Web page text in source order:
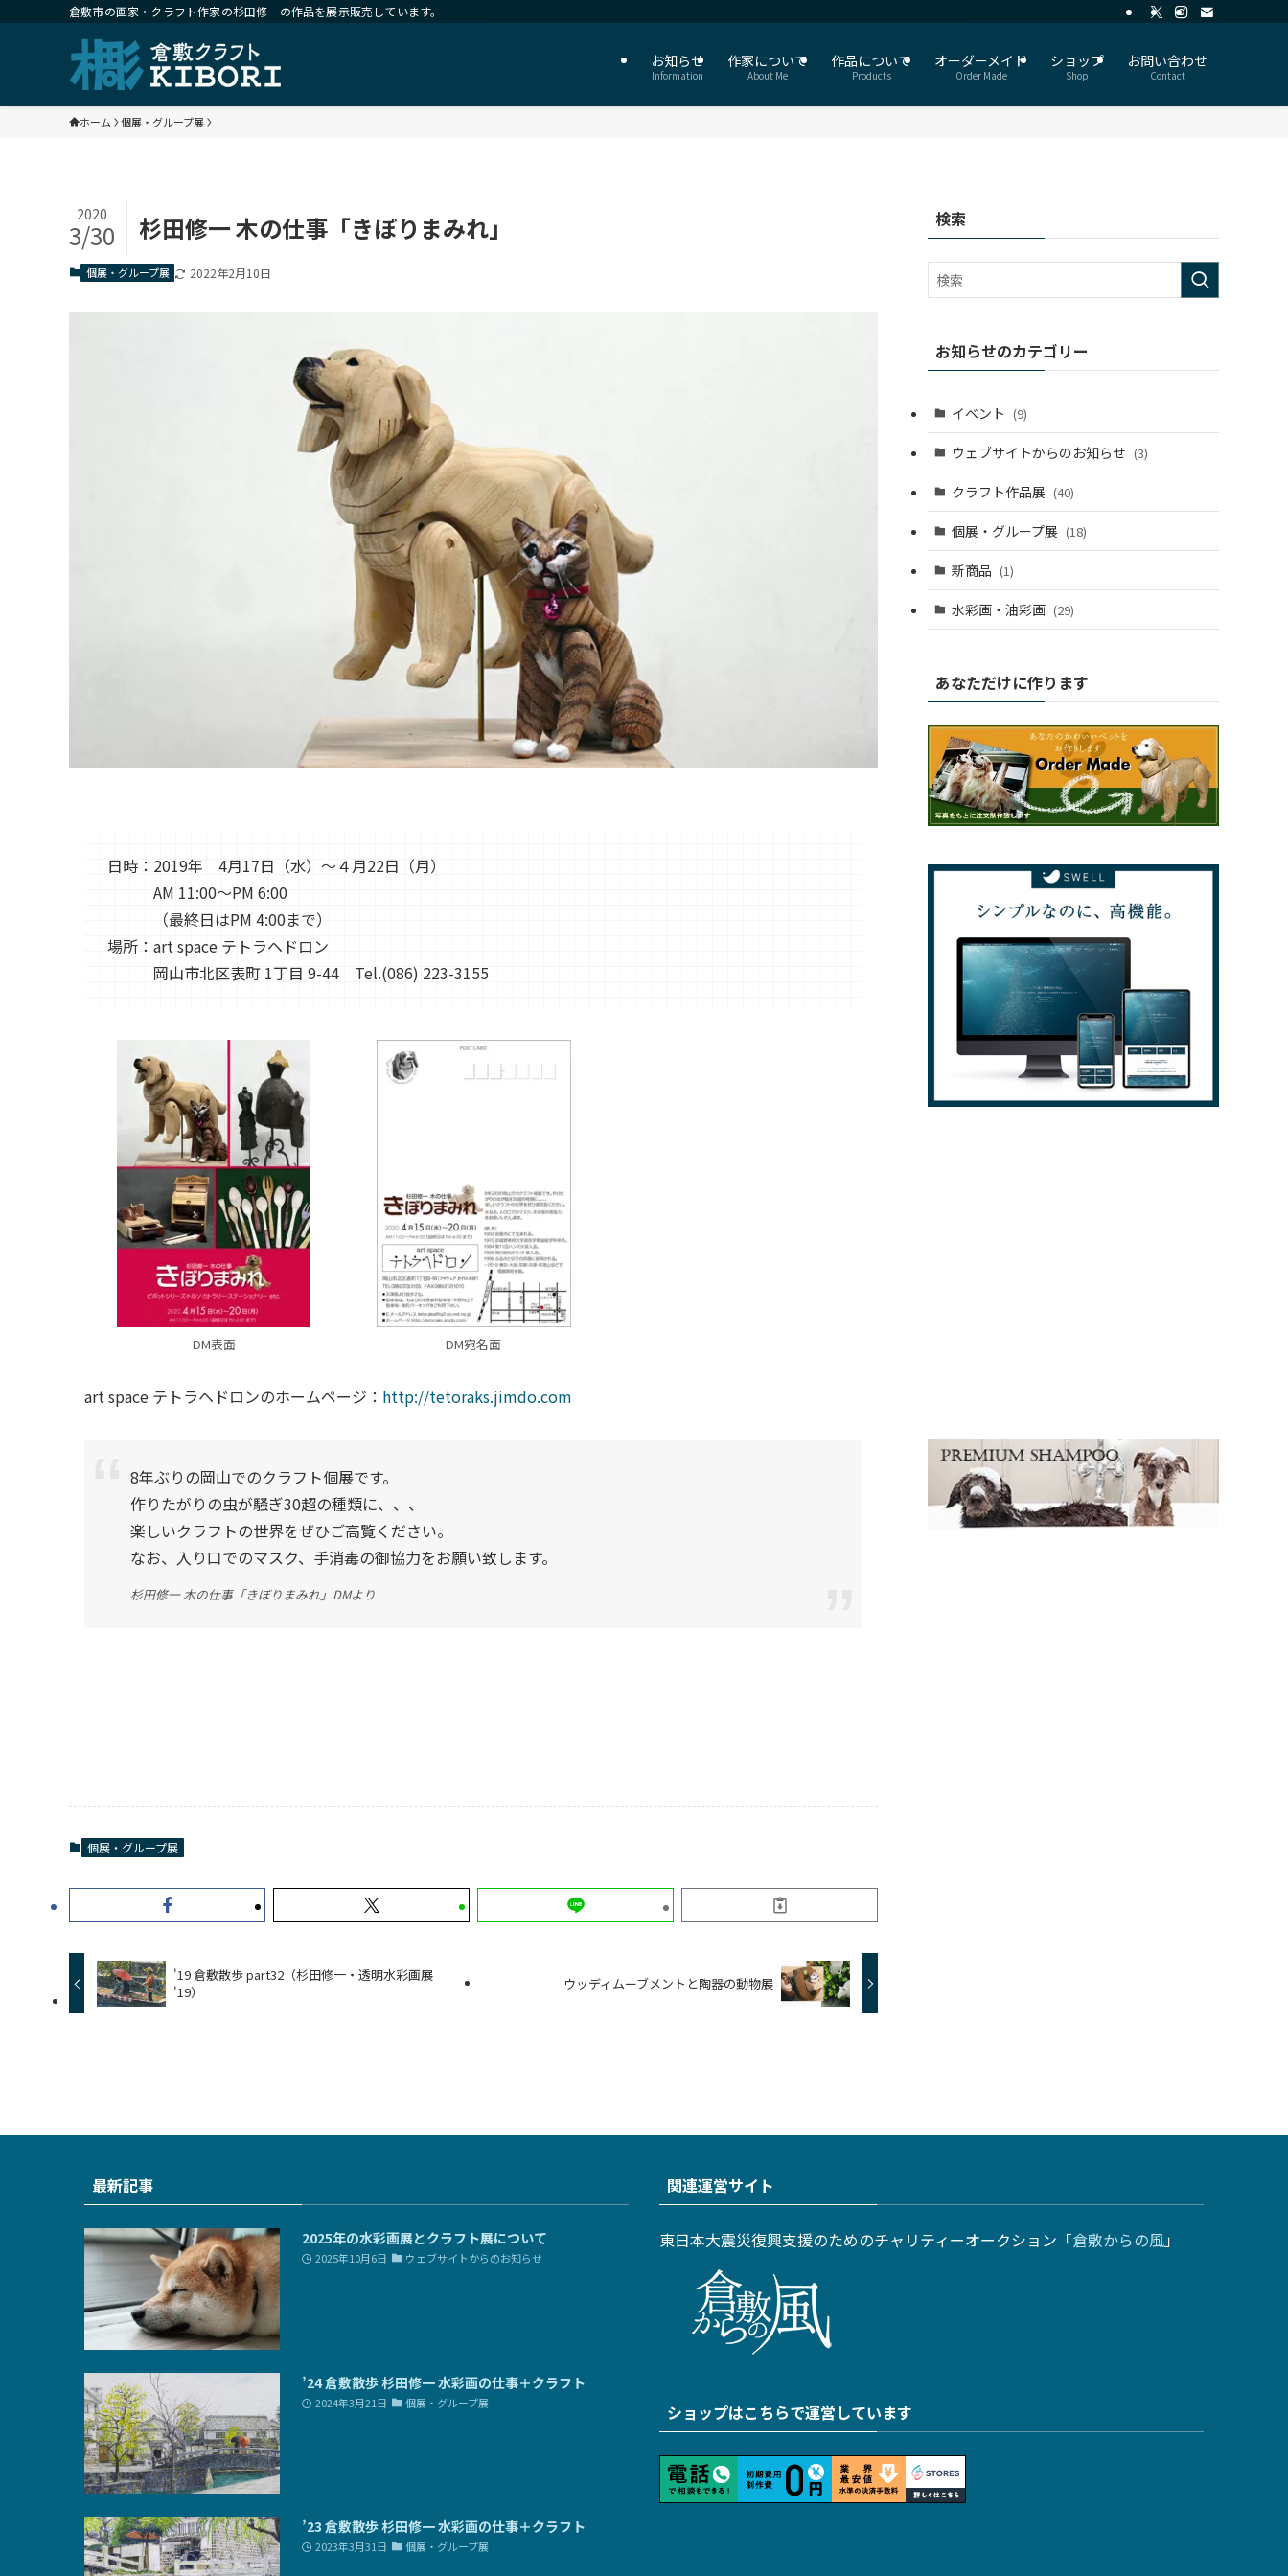
倉敷市の画家・クラフト作家の杉田修一の作品を展示販売しています。
お知らせ
Information
作家について
About Me
作品について
Products
オーダーメイド
Order Made
ショップ
Shop
お問い合わせ
Contact
ホーム 個展・グループ展
杉田修一 木の仕事「きぼりまみれ」
2020
3/30
個展・グループ展 2022年2月10日
日時：2019年 4月17日（水）〜４月22日（月）
AM 11:00〜PM 6:00
（最終日はPM 4:00まで）
場所：art space テトラヘドロン
岡山市北区表町 1丁目 9-44 Tel.(086) 223-3155
DM表面 DM宛名面
art space テトラヘドロンのホームページ： http://tetoraks.jimdo.com
8年ぶりの岡山でのクラフト個展です。
作りたがりの虫が騒ぎ30超の種類に、、、
楽しいクラフトの世界をぜひご高覧ください。
なお、入り口でのマスク、手消毒の御協力をお願い致します。
杉田修一 木の仕事「きぼりまみれ」DMより
個展・グループ展
'19 倉敷散歩 part32（杉田修一・透明水彩画展
'19）
ウッディムーブメントと陶器の動物展
検索
お知らせのカテゴリー
イベント (9)
ウェブサイトからのお知らせ (3)
クラフト作品展 (40)
個展・グループ展 (18)
新商品 (1)
水彩画・油彩画 (29)
あなただけに作ります
最新記事
2025年の水彩画展とクラフト展について
2025年10月6日 ウェブサイトからのお知らせ
’24 倉敷散歩 杉田修一 水彩画の仕事＋クラフト
2024年3月21日 個展・グループ展
’23 倉敷散歩 杉田修一 水彩画の仕事＋クラフト
2023年3月31日 個展・グループ展
関連運営サイト
東日本大震災復興支援のためのチャリティーオークション「倉敷からの風」
ショップはこちらで運営しています